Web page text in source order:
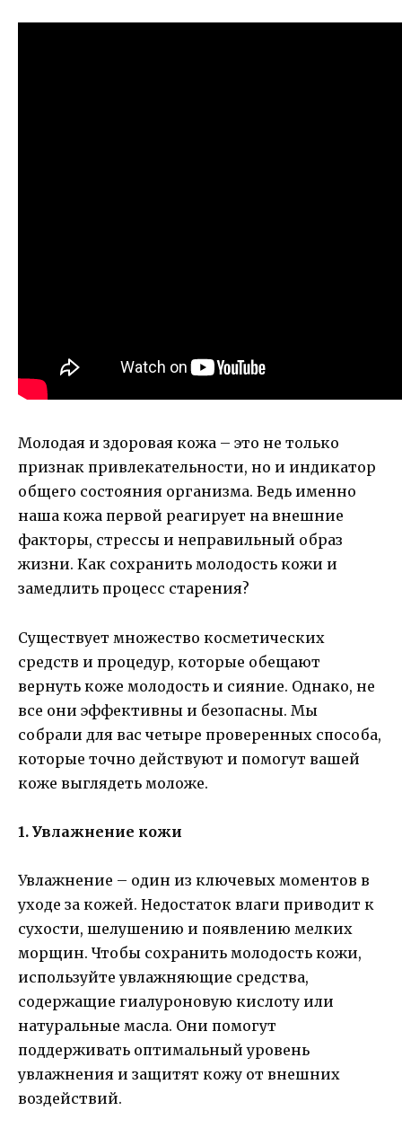
Молодая и здоровая кожа – это не только
признак привлекательности, но и индикатор
общего состояния организма. Ведь именно
наша кожа первой реагирует на внешние
факторы, стрессы и неправильный образ
жизни. Как сохранить молодость кожи и
замедлить процесс старения?
Существует множество косметических
средств и процедур, которые обещают
вернуть коже молодость и сияние. Однако, не
все они эффективны и безопасны. Мы
собрали для вас четыре проверенных способа,
которые точно действуют и помогут вашей
коже выглядеть моложе.
1. Увлажнение кожи
Увлажнение – один из ключевых моментов в
уходе за кожей. Недостаток влаги приводит к
сухости, шелушению и появлению мелких
морщин. Чтобы сохранить молодость кожи,
используйте увлажняющие средства,
содержащие гиалуроновую кислоту или
натуральные масла. Они помогут
поддерживать оптимальный уровень
увлажнения и защитят кожу от внешних
воздействий.